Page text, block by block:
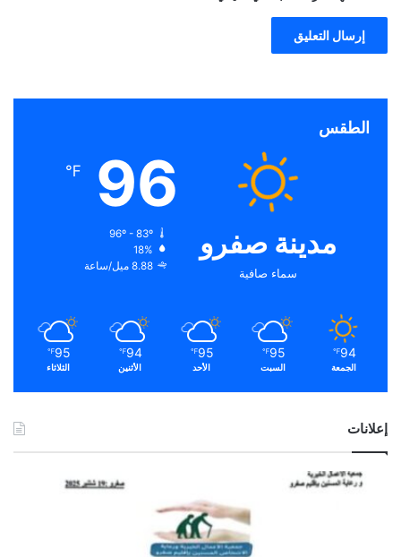
الطقس
مدينة صفرو
سماء صافية
96
℉
96º - 83º
18%
8.88 ميل/ساعة
94
℉
الجمعة
95
℉
السبت
95
℉
الأحد
94
℉
الأثنين
95
℉
الثلاثاء
إعلانات